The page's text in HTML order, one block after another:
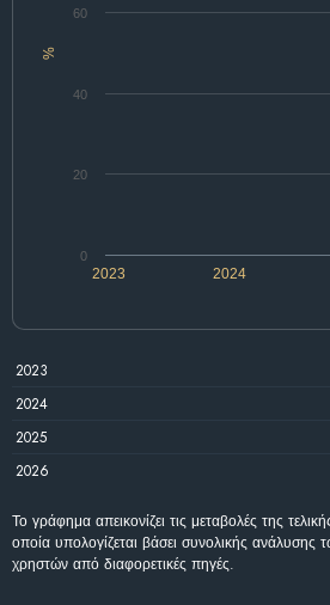
%
2024
2023
0
20
40
60
2023
2024
2025
2026
Το γράφημα απεικονίζει τις μεταβολές της
οποία υπολογίζεται βάσει συνολικής ανάλυσης
χρηστών από διαφορετικές πηγές.